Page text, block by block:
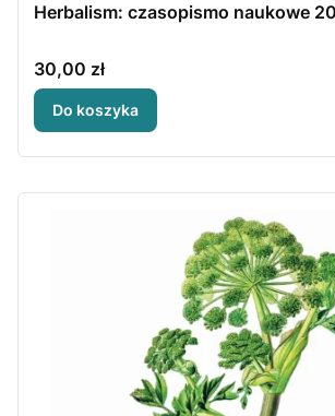
Herbalism: czasopismo naukowe
Cena
30,00 zł
Do koszyka